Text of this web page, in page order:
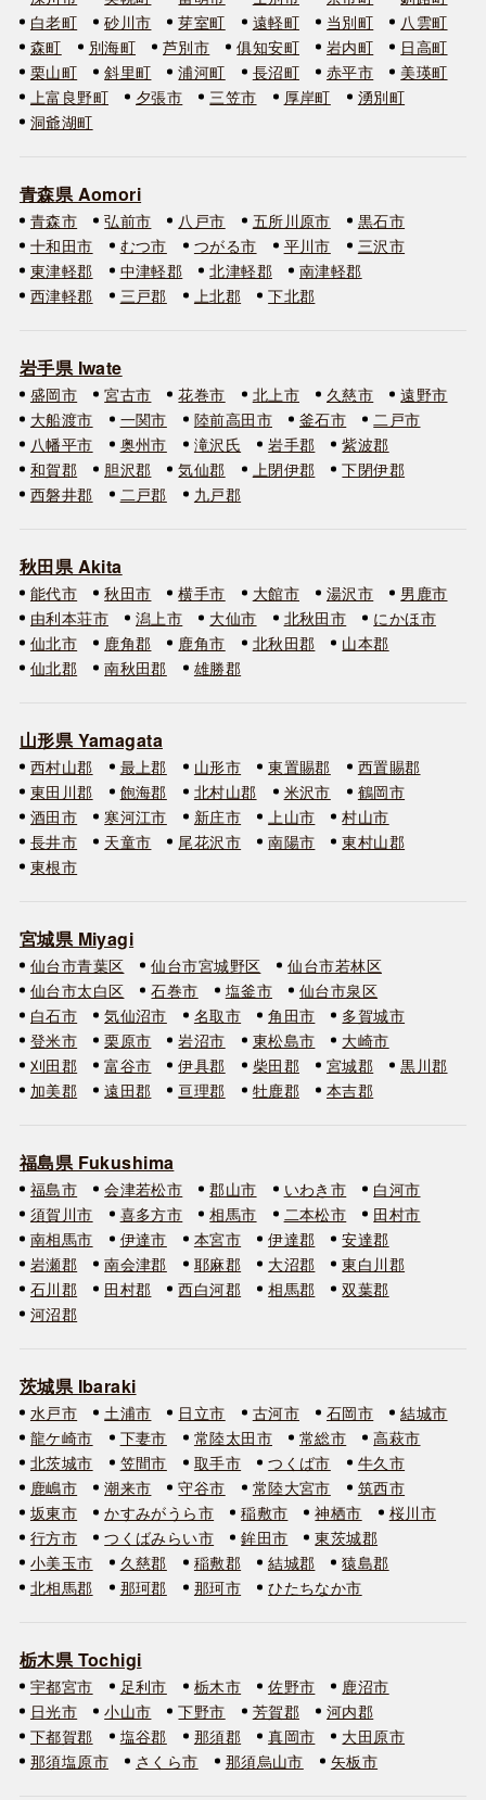
白老町
砂川市 芽室町 遠軽町 当別町
八雲町
森町
別海町 芦別市 俱知安町 岩内町
日高町
栗山町
斜里町 浦河町 長沼町 赤平市
美瑛町
上富良野町
夕張市 三笠市 厚岸町
湧別町
洞爺湖町
青森県 Aomori
青森市 弘前市 八戸市 五所川原市
黒石市
十和田市
むつ市 つがる市 平川市
三沢市
東津軽郡
中津軽郡 北津軽郡
南津軽郡
西津軽郡
三戸郡 上北郡 下北郡
岩手県 Iwate
盛岡市 宮古市 花巻市 北上市 久慈市
遠野市
大船渡市
一関市 陸前高田市 釜石市
二戸市
八幡平市
奥州市 滝沢氏 岩手郡
紫波郡
和賀郡
胆沢郡 気仙郡 上閉伊郡
下閉伊郡
西磐井郡
二戸郡 九戸郡
秋田県 Akita
能代市 秋田市 横手市 大館市 湯沢市
男鹿市
由利本荘市
潟上市 大仙市 北秋田市
にかほ市
仙北市
鹿角郡 鹿角市 北秋田郡
山本郡
仙北郡
南秋田郡 雄勝郡
山形県 Yamagata
西村山郡 最上郡 山形市 東置賜郡
西置賜郡
東田川郡
飽海郡 北村山郡 米沢市
鶴岡市
酒田市
寒河江市 新庄市 上山市
村山市
長井市
天童市 尾花沢市 南陽市
東村山郡
東根市
宮城県 Miyagi
仙台市青葉区 仙台市宮城野区
仙台市若林区
仙台市太白区
石巻市 塩釜市
仙台市泉区
白石市
気仙沼市 名取市 角田市
多賀城市
登米市
栗原市 岩沼市 東松島市
大崎市
刈田郡
富谷市 伊具郡 柴田郡 宮城郡
黒川郡
加美郡
遠田郡 亘理郡 牡鹿郡 本吉郡
福島県 Fukushima
福島市 会津若松市 郡山市 いわき市
白河市
須賀川市
喜多方市 相馬市 二本松市
田村市
南相馬市
伊達市 本宮市 伊達郡
安達郡
岩瀬郡
南会津郡 耶麻郡 大沼郡
東白川郡
石川郡
田村郡 西白河郡 相馬郡
双葉郡
河沼郡
茨城県 Ibaraki
水戸市 土浦市 日立市 古河市 石岡市
結城市
龍ケ崎市
下妻市 常陸太田市 常総市
高萩市
北茨城市
笠間市 取手市 つくば市
牛久市
鹿嶋市
潮来市 守谷市 常陸大宮市
筑西市
坂東市
かすみがうら市 稲敷市 神栖市
桜川市
行方市
つくばみらい市 鉾田市
東茨城郡
小美玉市
久慈郡 稲敷郡 結城郡
猿島郡
北相馬郡
那珂郡 那珂市 ひたちなか市
栃木県 Tochigi
宇都宮市 足利市 栃木市 佐野市
鹿沼市
日光市
小山市 下野市 芳賀郡
河内郡
下都賀郡
塩谷郡 那須郡 真岡市
大田原市
那須塩原市
さくら市 那須烏山市 矢板市